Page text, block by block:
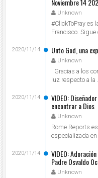
Noviembre 14
Unknown
#ClickToPray es
Francisco. Sigue
Unto God, una
Unknown
2020/11/14
Gracias a los
luz respecto a la ...
VIDEO:
encontrar a Dios
Unknown
2020/11/14
Rome Reports
especializada en
VIDEO:
Padre Osvaldo
Unknown
2020/11/14